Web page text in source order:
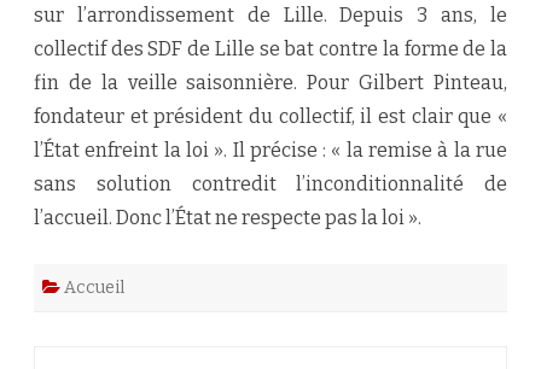
sur l’arrondissement de Lille. Depuis 3 ans, le
collectif des SDF de Lille se bat contre la forme de la
fin de la veille saisonnière. Pour Gilbert Pinteau,
fondateur et président du collectif, il est clair que «
l’État enfreint la loi ». Il précise : « la remise à la rue
sans solution contredit l’inconditionnalité de
l’accueil. Donc l’État ne respecte pas la loi ».
Accueil